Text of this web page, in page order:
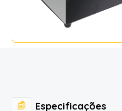
Especificações